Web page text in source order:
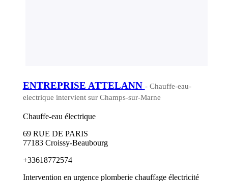
ENTREPRISE ATTELANN - Chauffe-eau-
electrique intervient sur Champs-sur-Marne
Chauffe-eau électrique
69 RUE DE PARIS
77183 Croissy-Beaubourg
+33618772574
Intervention en urgence plomberie chauffage électricité